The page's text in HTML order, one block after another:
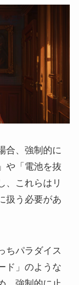
合、強制的に
や「電池を抜
、これらはリ
扱う必要があ
ちパラダイス
ド」のような